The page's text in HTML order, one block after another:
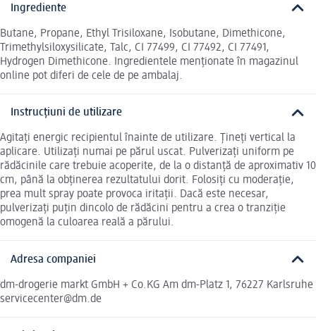
Ingrediente
Butane, Propane, Ethyl Trisiloxane, Isobutane, Dimethicone,
Trimethylsiloxysilicate, Talc, CI 77499, CI 77492, CI 77491,
Hydrogen Dimethicone. Ingredientele menționate în magazinul
online pot diferi de cele de pe ambalaj.
Instrucțiuni de utilizare
Agitați energic recipientul înainte de utilizare. Țineți vertical la
aplicare. Utilizați numai pe părul uscat. Pulverizați uniform pe
rădăcinile care trebuie acoperite, de la o distanță de aproximativ 10
cm, până la obținerea rezultatului dorit. Folosiți cu moderație,
prea mult spray poate provoca iritații. Dacă este necesar,
pulverizați puțin dincolo de rădăcini pentru a crea o tranziție
omogenă la culoarea reală a părului.
Adresa companiei
dm-drogerie markt GmbH + Co.KG Am dm-Platz 1, 76227 Karlsruhe
servicecenter@dm.de